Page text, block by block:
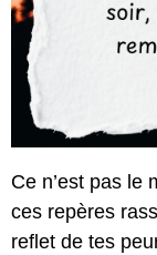
Ce n’est pas le
ces repères
reflet de tes